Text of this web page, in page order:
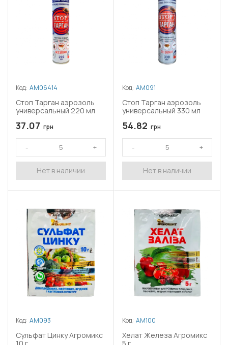
Код: АМ06414
Стоп Тарган аэрозоль
универсальный 220 мл
37.07 грн
Нет в наличии
Код: АМ091
Стоп Тарган аэрозоль
универсальный 330 мл
54.82 грн
Нет в наличии
Код: АМ093
Сульфат Цинку Агромикс
Код: АМ100
Хелат Железа Агромикс